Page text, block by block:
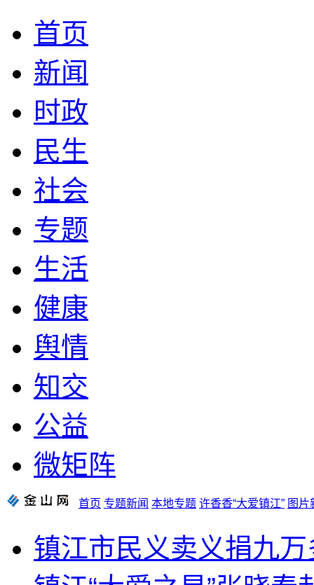
首页
新闻
时政
民生
社会
专题
生活
健康
舆情
知交
公益
微矩阵
首页 专题新闻 本地专题 许香香“大爱镇江” 图片
镇江市民义卖义捐九万